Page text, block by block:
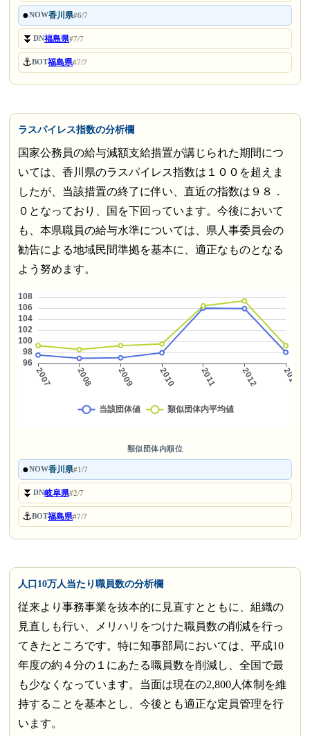
●NOW香川県#6/7
⏬DN福島県#7/7
⚓BOT福島県#7/7
ラスパイレス指数の分析欄
国家公務員の給与減額支給措置が講じられた期間につ
いては、香川県のラスパイレス指数は１００を超えま
したが、当該措置の終了に伴い、直近の指数は９８．
０となっており、国を下回っています。今後において
も、本県職員の給与水準については、県人事委員会の
勧告による地域民間準拠を基本に、適正なものとなる
よう努めます。
類似団体内順位
●NOW香川県#1/7
⏬DN岐阜県#2/7
⚓BOT福島県#7/7
人口10万人当たり職員数の分析欄
従来より事務事業を抜本的に見直すとともに、組織の
見直しも行い、メリハリをつけた職員数の削減を行っ
てきたところです。特に知事部局においては、平成10
年度の約４分の１にあたる職員数を削減し、全国で最
も少なくなっています。当面は現在の2,800人体制を維
持することを基本とし、今後とも適正な定員管理を行
います。